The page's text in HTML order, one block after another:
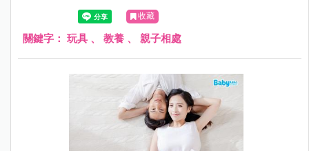
己喜歡的東西是很合情合理的，所以這篇文章的重點，在於
如何同理孩子，以及引導孩子選擇自己喜歡且適合自己的玩
具。
收藏
關鍵字： 玩具 、 教養 、 親子相處